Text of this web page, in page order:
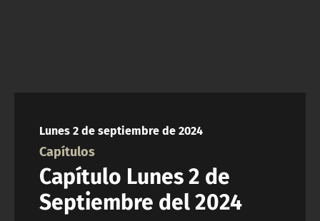
Lunes 2 de septiembre de 2024
Capítulos
Capítulo Lunes 2 de
Septiembre del 2024